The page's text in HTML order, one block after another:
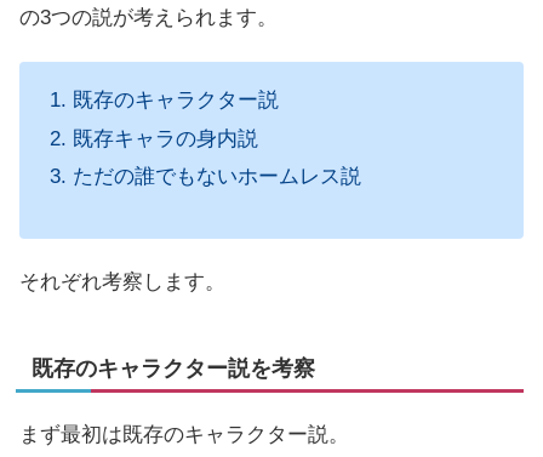
の3つの説が考えられます。
既存のキャラクター説
既存キャラの身内説
ただの誰でもないホームレス説
それぞれ考察します。
既存のキャラクター説を考察
まず最初は既存のキャラクター説。